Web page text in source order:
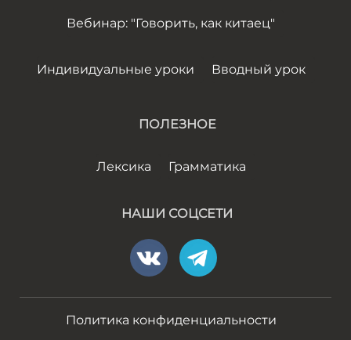
Вебинар: "Говорить, как китаец"
Индивидуальные уроки Вводный урок
ПОЛЕЗНОЕ
Лексика Грамматика
НАШИ СОЦСЕТИ
Политика конфиденциальности